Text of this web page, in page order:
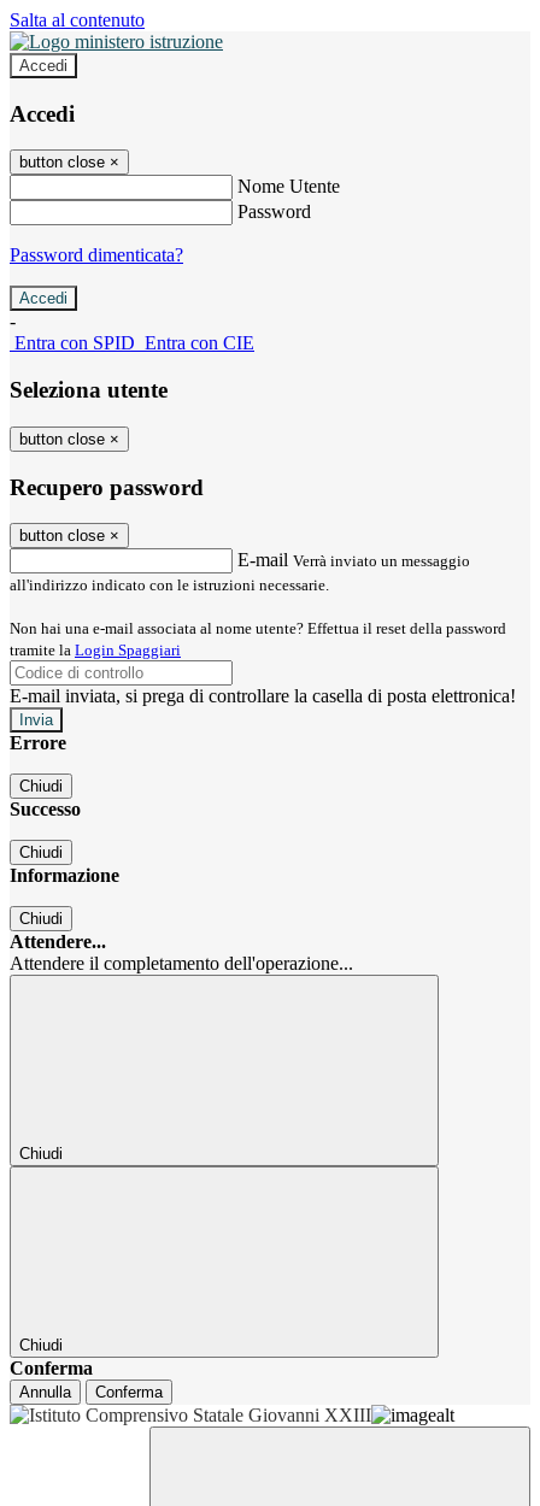
Salta al contenuto
Accedi
Accedi
button close ×
Nome Utente
Password
Password dimenticata?
-
Entra con SPID Entra con CIE
Seleziona utente
button close ×
Recupero password
button close ×
E-mail Verrà inviato un messaggio
all'indirizzo indicato con le istruzioni necessarie.
Non hai una e-mail associata al nome utente? Effettua il reset della password
tramite la Login Spaggiari
E-mail inviata, si prega di controllare la casella di posta elettronica!
Errore
Chiudi
Successo
Chiudi
Informazione
Chiudi
Attendere...
Attendere il completamento dell'operazione...
Chiudi
Chiudi
Conferma
Annulla Conferma